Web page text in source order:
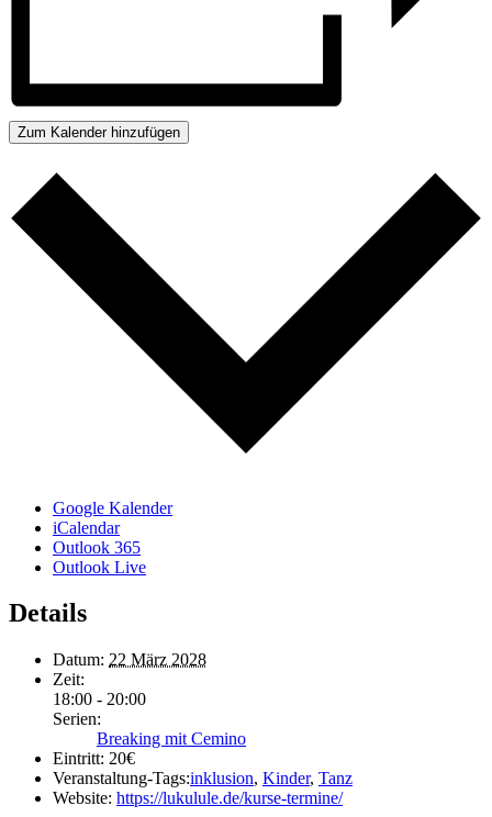
Zum Kalender hinzufügen
Google Kalender
iCalendar
Outlook 365
Outlook Live
Details
Datum: 22 März 2028
Zeit:
18:00 - 20:00
Serien:
Breaking mit Cemino
Eintritt: 20€
Veranstaltung-Tags:inklusion, Kinder, Tanz
Website: https://lukulule.de/kurse-termine/